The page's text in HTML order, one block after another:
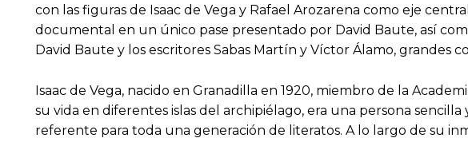
con las figuras de Isaac de Vega y Rafael Arozarena como eje
documental en un único pase presentado por David Baute, así
David Baute y los escritores Sabas Martín y Víctor Álamo, grandes
Isaac de Vega, nacido en Granadilla en 1920, miembro de la
su vida en diferentes islas del archipiélago, era una persona
referente para toda una generación de literatos. A lo largo de su